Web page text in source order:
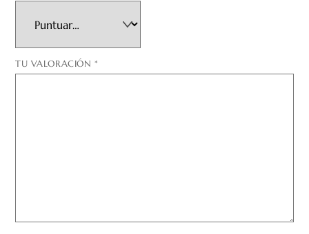
TU VALORACIÓN *